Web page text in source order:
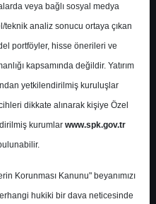
Ak Yatırım
Fiyat
2025
veya bağlı sosyal medya
teknik analiz sonucu ortaya çıkan
portföyler, hisse önerileri ve
kapsamında değildir. Yatırım
yetkilendirilmiş kuruluşlar
dikkate alınarak kişiye Özel
kurumlar www.spk.gov.tr
Korunması Kanunu" beyanımızı
hukiki bir dava neticesinde